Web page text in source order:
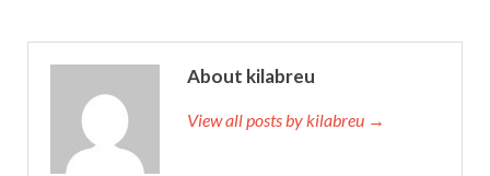
About kilabreu
View all posts by kilabreu →